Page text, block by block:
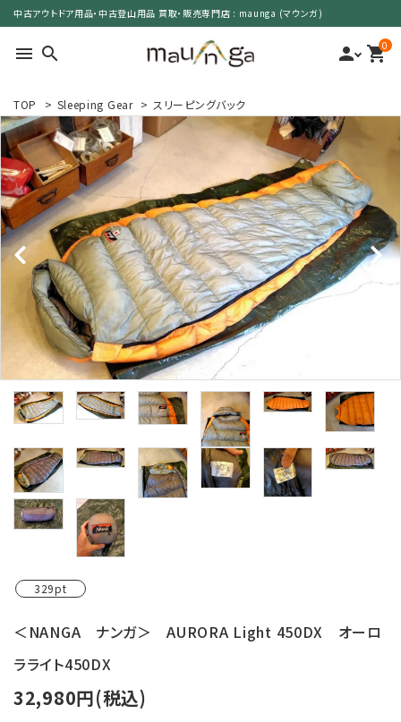
中古アウトドア用品・中古登山用品 買取・販売専門店 : maunga (マウンガ)
menu search person 0
shopping_cart
search
カテゴリーで選ぶ
サイズで選ぶ
特集で選ぶ
価格で選ぶ
買取案内
レンタル・修理
店舗情報
POLICY
INFORMATION
ACCOUNT MENU
meeting_room ログイン
TOP > Sleeping Gear > スリーピングバック
329pt
＜NANGA ナンガ＞ AURORA Light 450DX オーロ
ラライト450DX
32,980円(税込)